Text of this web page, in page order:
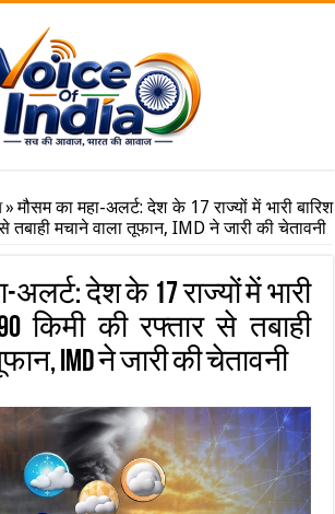
»मौसम का महा-अलर्ट: देश के 17 राज्यों में भारी बारिश
तबाही मचाने वाला तूफान, IMD ने जारी की चेतावनी
अलर्ट: देश के 17 राज्यों में भारी
किमी की रफ्तार से तबाही
IMD ने जारी की चेतावनी